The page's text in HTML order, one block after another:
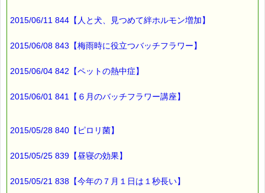
→https://pass-thyme.com/special/mailmaga.asp
バッチフラワー レメディに出会えて良かった！！
───────────────────────────────
バッチフラワーレメディ専門店＜ｅパスタイム＞
*****@pass-thyme.com
2015/06/11 844【人と犬、見つめて絆ホルモン増加】
2015/06/08 843【梅雨時に役立つバッチフラワー】
2015/06/04 842【ペットの熱中症】
2015/06/01 841【６月のバッチフラワー講座】
2015/05/28 840【ピロリ菌】
2015/05/25 839【昼寝の効果】
2015/05/21 838【今年の７月１日は１秒長い】